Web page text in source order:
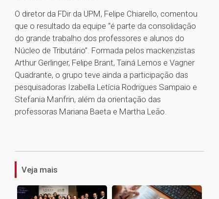
O diretor da FDir da UPM, Felipe Chiarello, comentou
que o resultado da equipe “é parte da consolidação
do grande trabalho dos professores e alunos do
Núcleo de Tributário”. Formada pelos mackenzistas
Arthur Gerlinger, Felipe Brant, Tainá Lemos e Vagner
Quadrante, o grupo teve ainda a participação das
pesquisadoras Izabella Letícia Rodrigues Sampaio e
Stefania Manfrin, além da orientação das
professoras Mariana Baeta e Martha Leão.
Veja mais